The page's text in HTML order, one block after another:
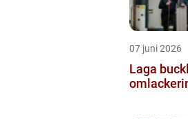
07 juni 2026
Laga